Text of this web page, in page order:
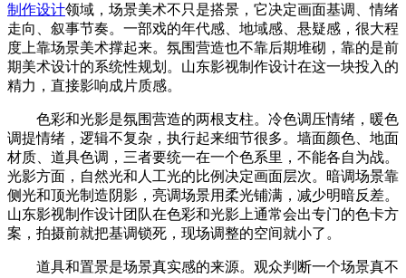
制作设计领域，场景美术不只是搭景，它决定画面基调、情绪
走向、叙事节奏。一部戏的年代感、地域感、悬疑感，很大程
度上靠场景美术撑起来。氛围营造也不靠后期堆砌，靠的是前
期美术设计的系统性规划。山东影视制作设计在这一块投入的
精力，直接影响成片质感。
色彩和光影是氛围营造的两根支柱。冷色调压情绪，暖色
调提情绪，逻辑不复杂，执行起来细节很多。墙面颜色、地面
材质、道具色调，三者要统一在一个色系里，不能各自为战。
光影方面，自然光和人工光的比例决定画面层次。暗调场景靠
侧光和顶光制造阴影，亮调场景用柔光铺满，减少明暗反差。
山东影视制作设计团队在色彩和光影上通常会出专门的色卡方
案，拍摄前就把基调锁死，现场调整的空间就小了。
道具和置景是场景真实感的来源。观众判断一个场景真不